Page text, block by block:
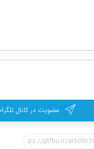
عضویت در کانال